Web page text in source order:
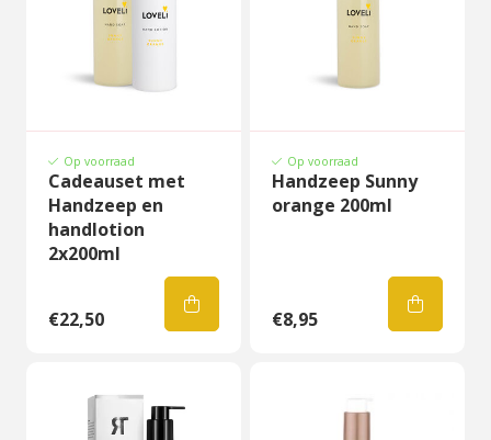
Op voorraad
Cadeauset met
Handzeep en
handlotion
2x200ml
€22,50
Op voorraad
Handzeep Sunny
orange 200ml
€8,95